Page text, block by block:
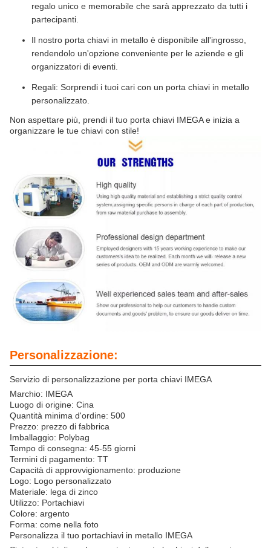
regalo unico e memorabile che sarà apprezzato da tutti i
partecipanti.
Il nostro porta chiavi in metallo è disponibile all'ingrosso,
rendendolo un'opzione conveniente per le aziende e gli
organizzatori di eventi.
Regali: Sorprendi i tuoi cari con un porta chiavi in metallo
personalizzato.
Non aspettare più, prendi il tuo porta chiavi IMEGA e inizia a
organizzare le tue chiavi con stile!
Personalizzazione:
Servizio di personalizzazione per porta chiavi IMEGA
Marchio: IMEGA
Luogo di origine: Cina
Quantità minima d'ordine: 500
Prezzo: prezzo di fabbrica
Imballaggio: Polybag
Tempo di consegna: 45-55 giorni
Termini di pagamento: TT
Capacità di approvvigionamento: produzione
Logo: Logo personalizzato
Materiale: lega di zinco
Utilizzo: Portachiavi
Colore: argento
Forma: come nella foto
Personalizza il tuo portachiavi in metallo IMEGA